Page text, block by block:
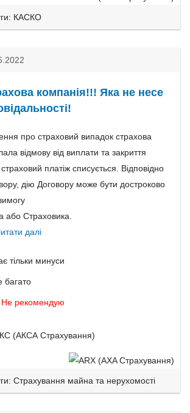
КАСКО
компанія!!! Яка не несе
про страховий випадок страхова
відмову від виплати та закриття
платіж списується. Відповідно
дію Договору може бути достроково
або Страховика.
далі
тільки минуси
багато
Не рекомендую
(АКСА Страхування)
Страхування майна та нерухомості